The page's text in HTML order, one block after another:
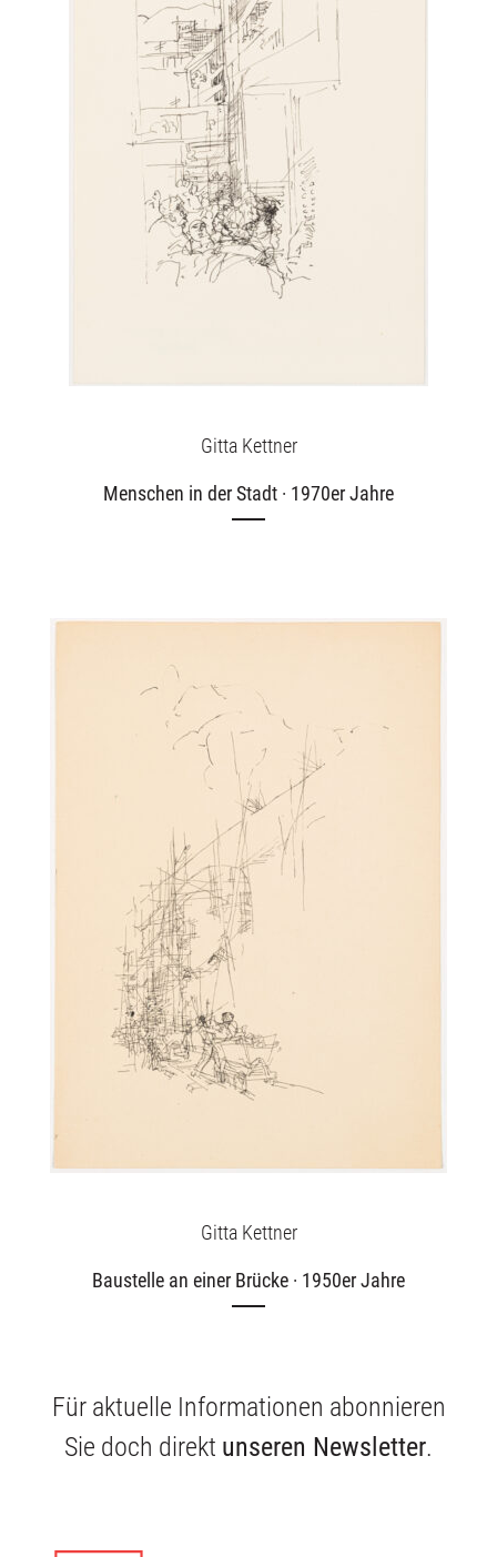
Aktuelles
Über uns
Publikationen
Gitta Kettner
Menschen in der Stadt · 1970er Jahre
Gitta Kettner
Baustelle an einer Brücke · 1950er Jahre
Für aktuelle Informationen abonnieren
Sie doch direkt unseren Newsletter.